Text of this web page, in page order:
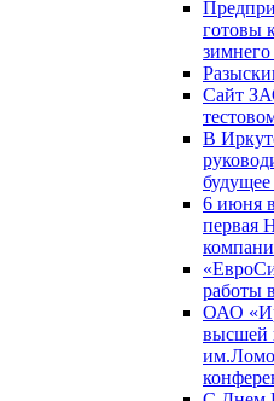
готовы
Сайт
В
6 июня
первая
работы
ОАО
высшей